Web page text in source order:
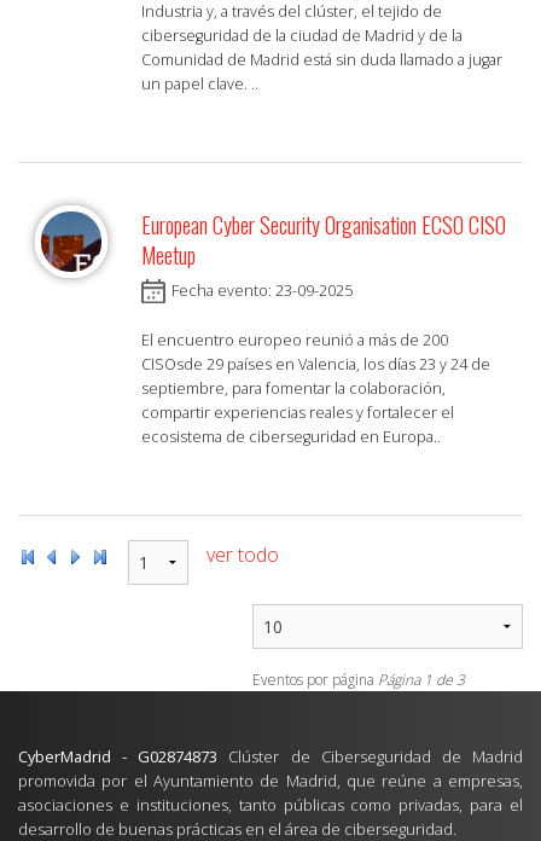
Industria y, a través del clúster, el tejido de
ciberseguridad de la ciudad de Madrid y de la
Comunidad de Madrid está sin duda llamado a jugar
un papel clave. ..
European Cyber Security Organisation ECSO CISO
Meetup
Fecha evento: 23-09-2025
El encuentro europeo reunió a más de 200
CISOsde 29 países en Valencia, los días 23 y 24 de
septiembre, para fomentar la colaboración,
compartir experiencias reales y fortalecer el
ecosistema de ciberseguridad en Europa..
ver todo
Eventos por página Página 1 de3
CyberMadrid - G02874873 Clúster de Ciberseguridad de Madrid
promovida por el Ayuntamiento de Madrid, que reúne a empresas,
asociaciones e instituciones, tanto públicas como privadas, para el
desarrollo de buenas prácticas en el área de ciberseguridad.